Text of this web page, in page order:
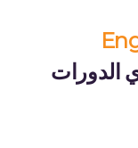
الدورات